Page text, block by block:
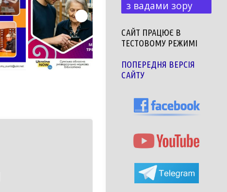
з вадами зору
САЙТ ПРАЦЮЄ В
ТЕСТОВОМУ РЕЖИМІ
ПОПЕРЕДНЯ ВЕРСІЯ
САЙТУ